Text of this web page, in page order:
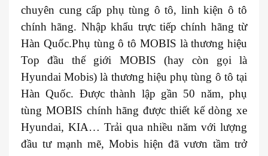
chuyên cung cấp phụ tùng ô tô, linh kiện ô tô
chính hãng. Nhập khẩu trực tiếp chính hãng từ
Hàn Quốc.Phụ tùng ô tô MOBIS là thương hiệu
Top đầu thế giới MOBIS (hay còn gọi là
Hyundai Mobis) là thương hiệu phụ tùng ô tô tại
Hàn Quốc. Được thành lập gần 50 năm, phụ
tùng MOBIS chính hãng được thiết kế dòng xe
Hyundai, KIA… Trải qua nhiều năm với lượng
đầu tư mạnh mẽ, Mobis hiện đã vươn tầm trở